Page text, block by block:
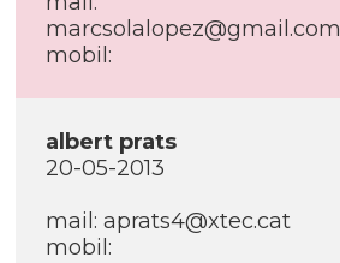
marcsolalopez@gmail.com
mobil:
albert prats
20-05-2013
mail: aprats4@xtec.cat
mobil: